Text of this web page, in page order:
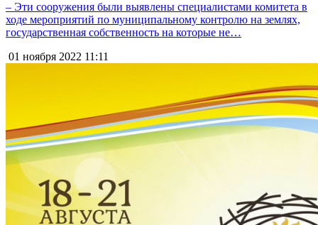
– Эти сооружения были выявлены специалистами комитета в
ходе мероприятий по муниципальному контролю на землях,
государственная собственность на которые не…
01 ноября 2022 11:11